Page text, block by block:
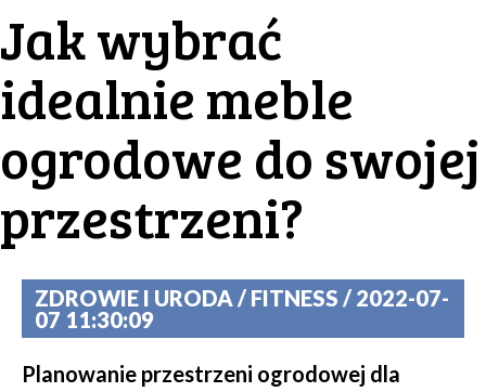
Jak wybrać
idealnie meble
ogrodowe do swojej
przestrzeni?
ZDROWIE I URODA / FITNESS / 2022-07-
07 11:30:09
Planowanie przestrzeni ogrodowej dla